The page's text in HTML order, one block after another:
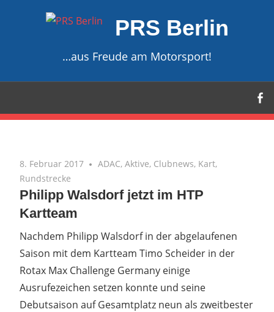
PRS Berlin
…aus Freude am Motorsport!
8. Februar 2017 ADAC,Aktive, Clubnews, Kart,
Rundstrecke
Philipp Walsdorf jetzt im HTP
Kartteam
Nachdem Philipp Walsdorf in der abgelaufenen
Saison mit dem Kartteam Timo Scheider in der
Rotax Max Challenge Germany einige
Ausrufezeichen setzen konnte und seine
Debutsaison auf Gesamtplatz neun als zweitbester